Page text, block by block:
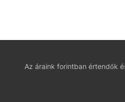
Az áraink forintban értendők